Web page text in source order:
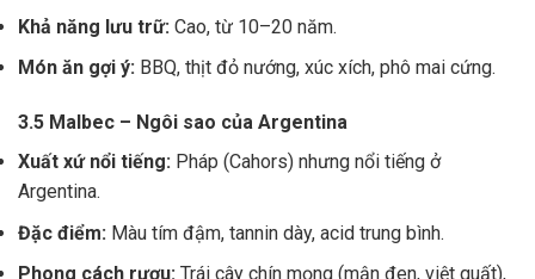
Khả năng lưu trữ: Cao, từ 10–20 năm.
Món ăn gợi ý: BBQ, thịt đỏ nướng, xúc xích, phô mai cứng.
3.5 Malbec – Ngôi sao của Argentina
Xuất xứ nổi tiếng: Pháp (Cahors) nhưng nổi tiếng ở
Argentina.
Đặc điểm: Màu tím đậm, tannin dày, acid trung bình.
Phong cách rượu: Trái cây chín mọng (mận đen, việt quất),